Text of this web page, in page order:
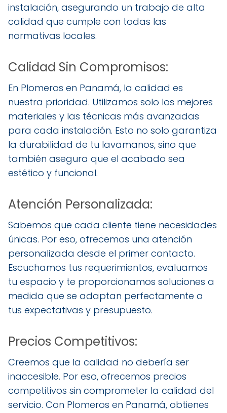
instalación, asegurando un trabajo de alta
calidad que cumple con todas las
normativas locales.
Calidad Sin Compromisos:
En Plomeros en Panamá, la calidad es
nuestra prioridad. Utilizamos solo los mejores
materiales y las técnicas más avanzadas
para cada instalación. Esto no solo garantiza
la durabilidad de tu lavamanos, sino que
también asegura que el acabado sea
estético y funcional.
Atención Personalizada:
Sabemos que cada cliente tiene necesidades
únicas. Por eso, ofrecemos una atención
personalizada desde el primer contacto.
Escuchamos tus requerimientos, evaluamos
tu espacio y te proporcionamos soluciones a
medida que se adaptan perfectamente a
tus expectativas y presupuesto.
Precios Competitivos:
Creemos que la calidad no debería ser
inaccesible. Por eso, ofrecemos precios
competitivos sin comprometer la calidad del
servicio. Con Plomeros en Panamá, obtienes